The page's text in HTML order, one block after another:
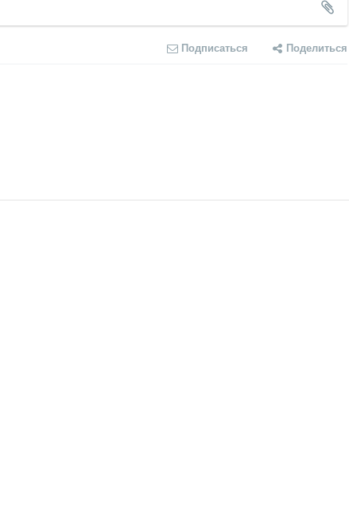
Подписаться Поделиться